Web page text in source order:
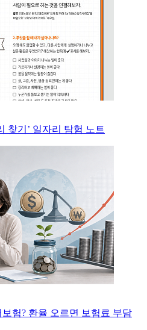
찾기’ 일자리 탐험 노트
험? 환율 오르면 보험료 부담